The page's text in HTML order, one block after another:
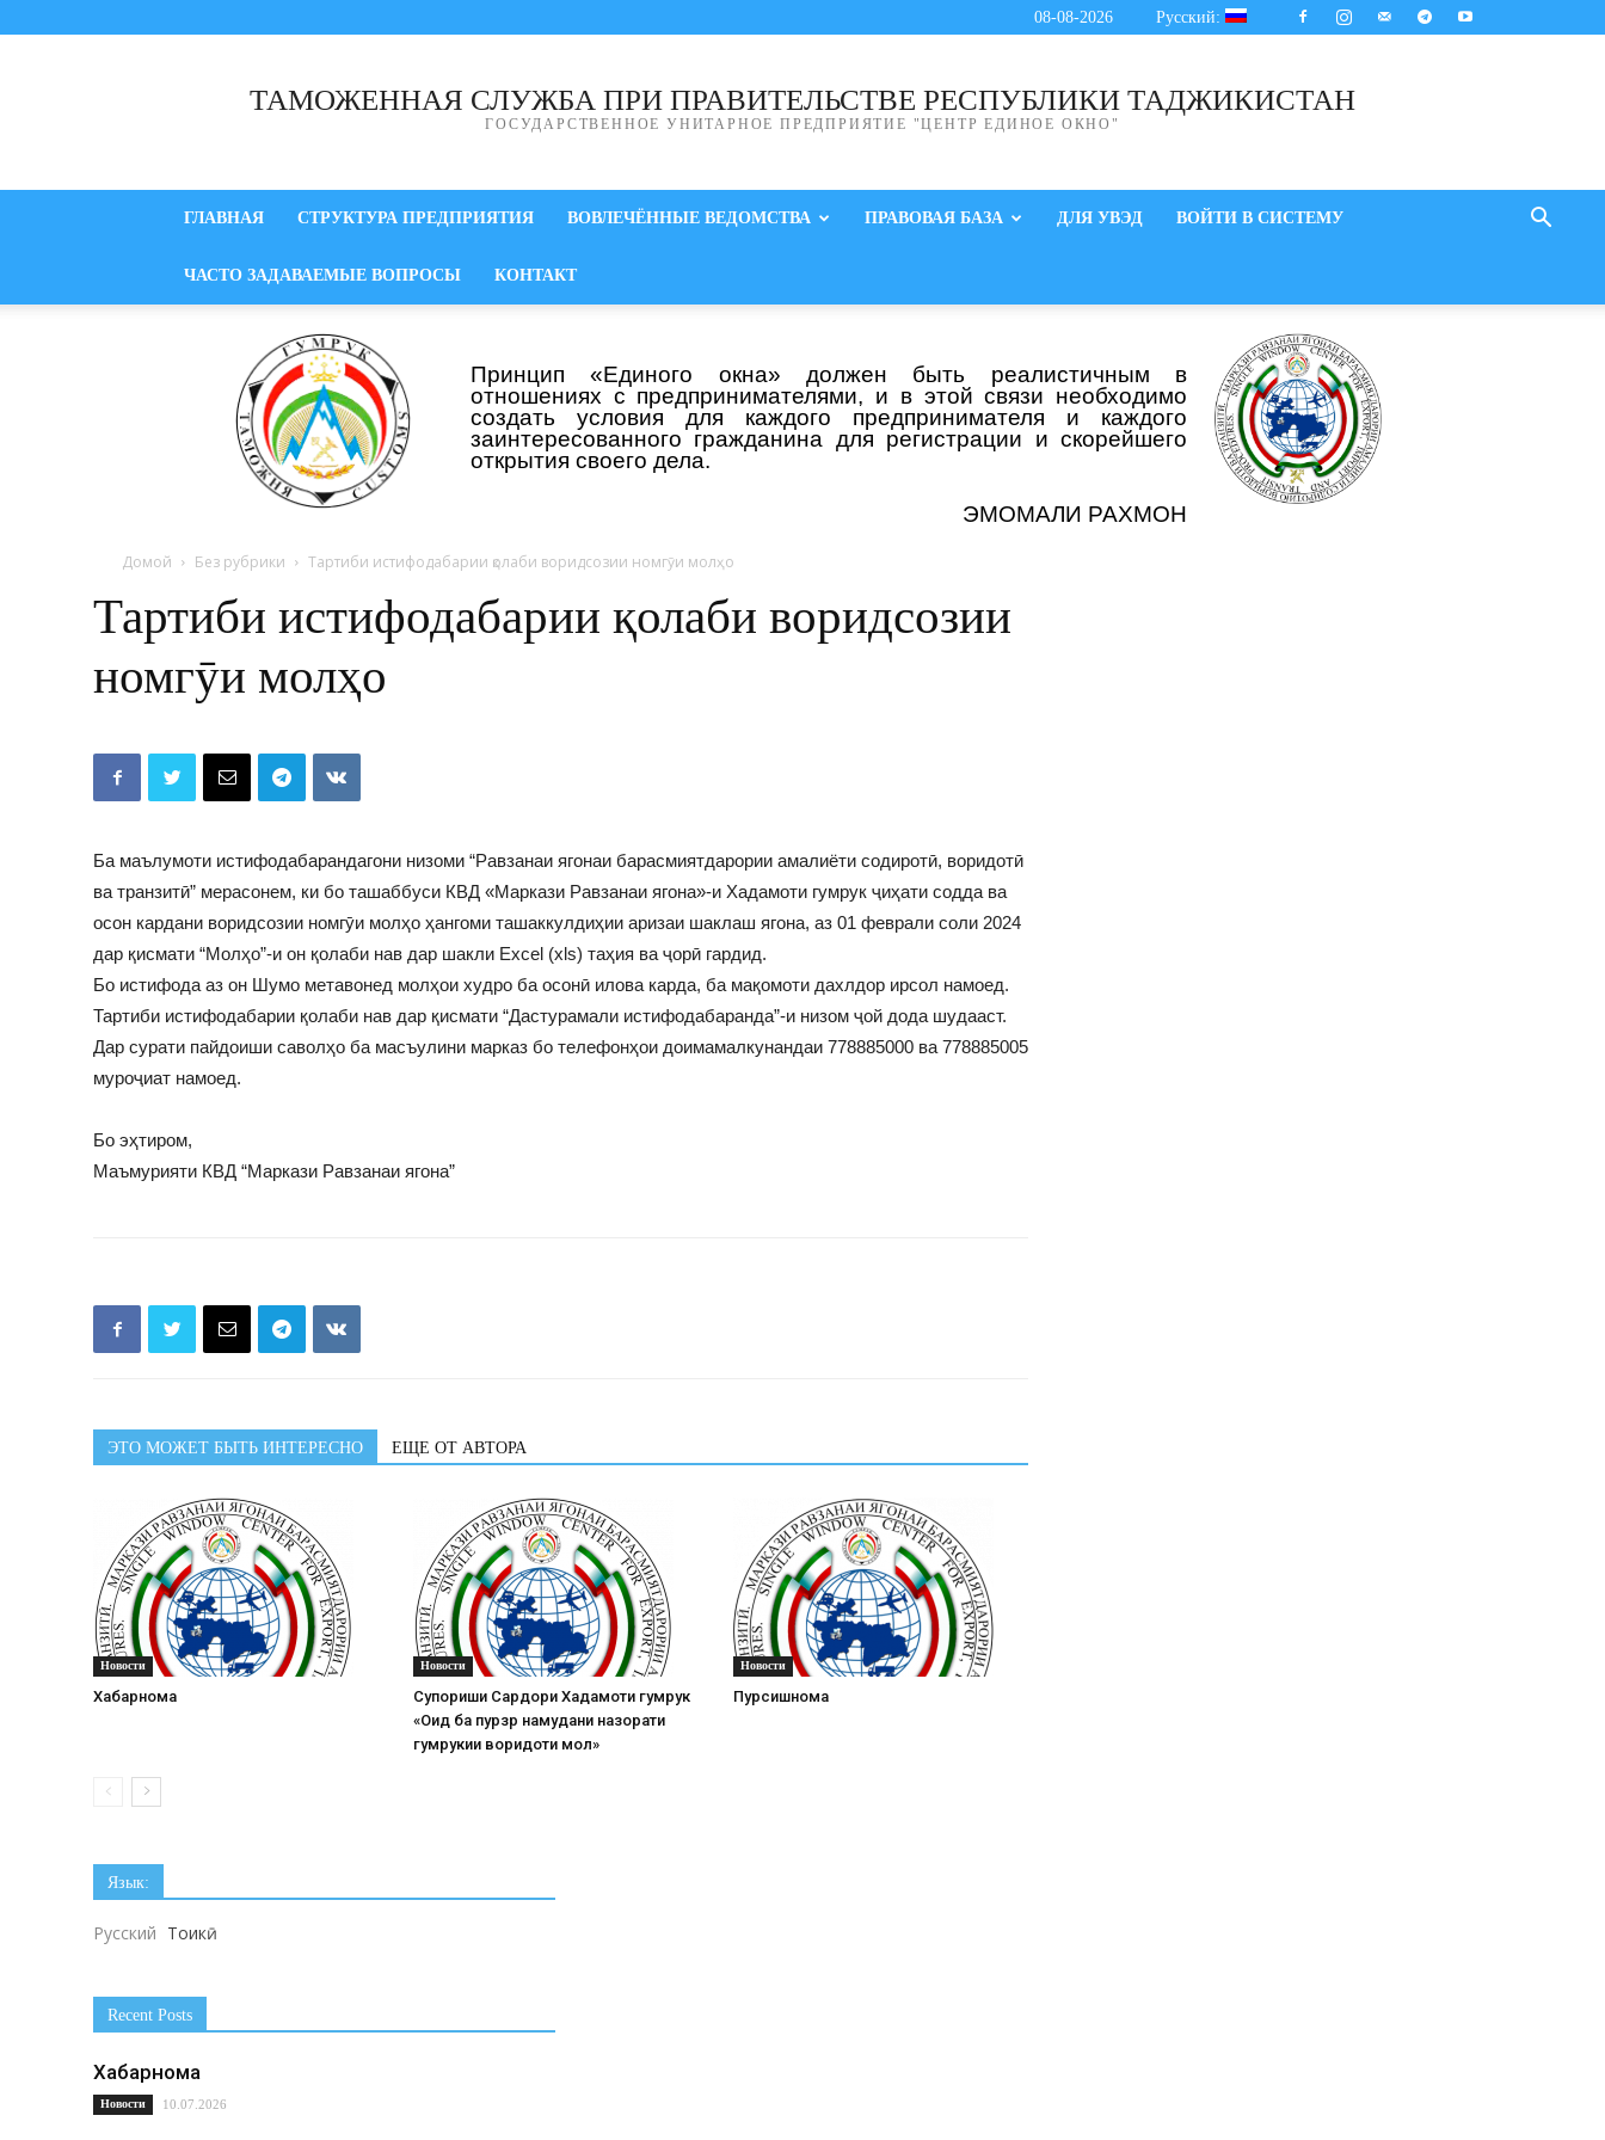
08-08-2026 Русский:
ТАМОЖЕННАЯ СЛУЖБА ПРИ ПРАВИТЕЛЬСТВЕ РЕСПУБЛИКИ ТАДЖИКИСТАН
ГОСУДАРСТВЕННОЕ УНИТАРНОЕ ПРЕДПРИЯТИЕ "ЦЕНТР ЕДИНОЕ ОКНО"
ГЛАВНАЯ СТРУКТУРА ПРЕДПРИЯТИЯ ВОВЛЕЧЁННЫЕ ВЕДОМСТВА ПРАВОВАЯ БАЗА ДЛЯ УВЭД ВОЙТИ В СИСТЕМУ
ЧАСТО ЗАДАВАЕМЫЕ ВОПРОСЫ КОНТАКТ
Принцип «Единого окна» должен быть реалистичным в
отношениях с предпринимателями, и в этой связи необходимо
создать условия для каждого предпринимателя и каждого
заинтересованного гражданина для регистрации и скорейшего
открытия своего дела.
ЭМОМАЛИ РАХМОН
Домой Без рубрики Тартиби истифодабарии қолаби воридсозии номгӯи молҳо
Тартиби истифодабарии қолаби воридсозии
номгӯи молҳо
Ба маълумоти истифодабарандагони низоми “Равзанаи ягонаи барасмиятдарории амалиёти содиротӣ, воридотӣ
ва транзитӣ” мерасонем, ки бо ташаббуси КВД «Маркази Равзанаи ягона»-и Хадамоти гумрук ҷиҳати содда ва
осон кардани воридсозии номгӯи молҳо ҳангоми ташаккулдиҳии аризаи шаклаш ягона, аз 01 феврали соли 2024
дар қисмати “Молҳо”-и он қолаби нав дар шакли Excel (xls) таҳия ва ҷорӣ гардид.
Бо истифода аз он Шумо метавонед молҳои худро ба осонӣ илова карда, ба мақомоти дахлдор ирсол намоед.
Тартиби истифодабарии қолаби нав дар қисмати “Дастурамали истифодабаранда”-и низом ҷой дода шудааст.
Дар сурати пайдоиши саволҳо ба масъулини марказ бо телефонҳои доимамалкунандаи 778885000 ва 778885005
муроҷиат намоед.
Бо эҳтиром,
Маъмурияти КВД “Маркази Равзанаи ягона”
ЭТО МОЖЕТ БЫТЬ ИНТЕРЕСНО ЕЩЕ ОТ АВТОРА
Новости
Хабарнома
Новости
Супориши Сардори Хадамоти гумрук
«Оид ба пурзӯр намудани назорати
гумрукии воридоти мол»
Новости
Пурсишнома
Язык:
Русский Тоҷикӣ
Recent Posts
Хабарнома
Новости 10.07.2026